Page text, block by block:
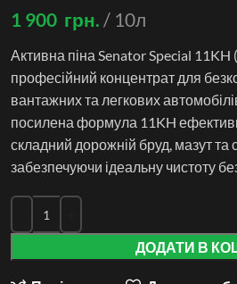
1 900 грн. 10л
Активна піна Senator Special 11KH
професійний концентрат для
вантажних та легкових
посилена формула 11KH
складний дорожній бруд, мазут та
забезпечуючи ідеальну чистоту
ДОДАТИ В